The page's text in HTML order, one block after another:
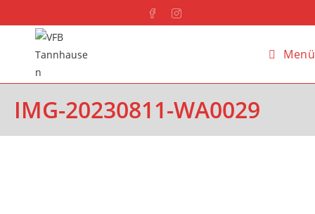
Menü
IMG-20230811-WA0029